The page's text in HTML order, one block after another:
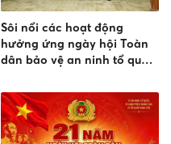
Sôi nổi các hoạt động
hưởng ứng ngày hội Toàn
dân bảo vệ an ninh tổ quốc